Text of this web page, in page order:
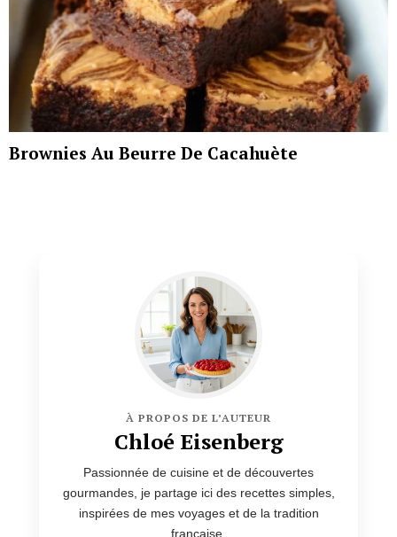
Brownies Au Beurre De Cacahuète
À PROPOS DE L’AUTEUR
Chloé Eisenberg
Passionnée de cuisine et de découvertes
gourmandes, je partage ici des recettes simples,
inspirées de mes voyages et de la tradition
française.